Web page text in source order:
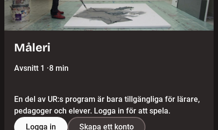
Måleri
Avsnitt 1 ·8 min
En del av UR:s program är bara tillgängliga för lärare,
pedagoger och elever. Logga in för att spela.
Logga in
Skapa ett konto